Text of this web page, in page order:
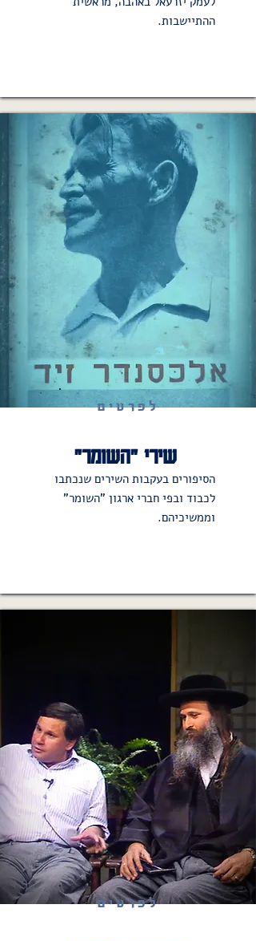
ההתיישבות.
לפרטים
שירי "השומר"
הסיפורים בעקבות השירים שנכתבו
לכבוד ובפי חברי ארגון "השומר"
וממשיכיהם.
לפרטים